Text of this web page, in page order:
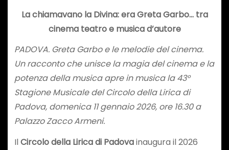
La chiamavano la Divina: era Greta Garbo… tra
cinema teatro e musica d’autore
PADOVA. Greta Garbo e le melodie del cinema.
Un racconto che unisce la magia del cinema e la
potenza della musica apre in musica la 43°
Stagione Musicale del Circolo della Lirica di
Padova, domenica 11 gennaio 2026, ore 16.30 a
Palazzo Zacco Armeni.
IlCircolo della Lirica di Padovainaugura il 2026